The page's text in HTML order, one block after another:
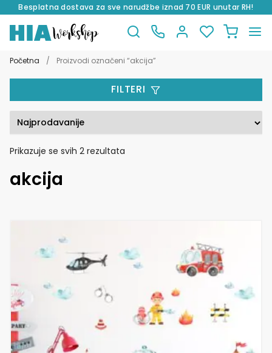
Besplatna dostava za sve narudžbe iznad 70 EUR unutar RH!
na
do
Početna / Proizvodi označeni “akcija”
Prikazuje se svih 2 rezultata
akcija
varijanti.
Opcije
se
mogu
odabrati
na
FILTERI